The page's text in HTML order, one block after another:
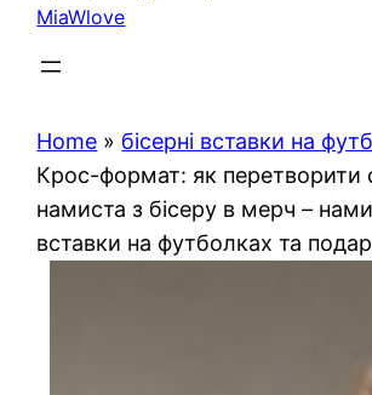
MiaWlove
Home » бісерні вставки на
Крос-формат: як перетворити
намиста з бісеру в мерч –
вставки на футболках та